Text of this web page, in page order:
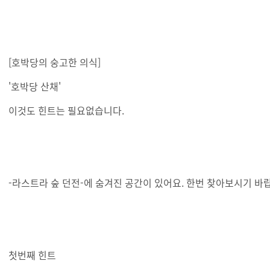
[호박당의 숭고한 의식]
'호박당 산채'
이것도 힌트는 필요없습니다.
-라스트라 숲 던전-에 숨겨진 공간이 있어요. 한번 찾아보시기 바
첫번째 힌트